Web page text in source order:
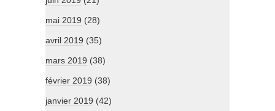
mai 2019 (28)
avril 2019 (35)
mars 2019 (38)
février 2019 (38)
janvier 2019 (42)